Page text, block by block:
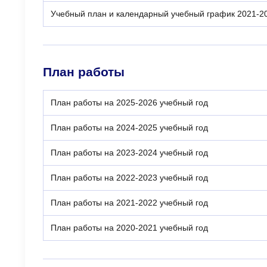
Учебный план и календарный учебный график 2021-
План работы
План работы на 2025-2026 учебный год
План работы на 2024-2025 учебный год
План работы на 2023-2024 учебный год
План работы на 2022-2023 учебный год
План работы на 2021-2022 учебный год
План работы на 2020-2021 учебный год